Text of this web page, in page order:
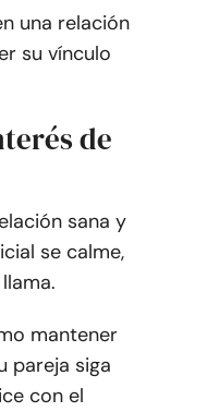
una relación
su vínculo
de
sana y
se calme,
mantener
pareja siga
con el